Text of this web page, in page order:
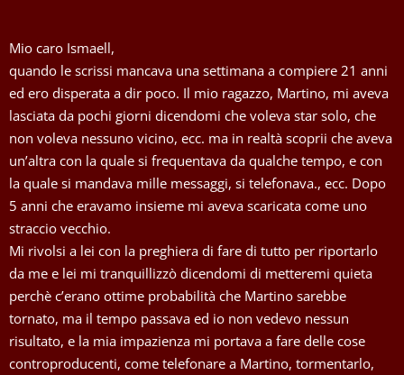
Mio caro Ismaell,
quando le scrissi mancava una settimana a compiere 21 anni
ed ero disperata a dir poco. Il mio ragazzo, Martino, mi aveva
lasciata da pochi giorni dicendomi che voleva star solo, che
non voleva nessuno vicino, ecc. ma in realtà scoprii che aveva
un’altra con la quale si frequentava da qualche tempo, e con
la quale si mandava mille messaggi, si telefonava., ecc. Dopo
5 anni che eravamo insieme mi aveva scaricata come uno
straccio vecchio.
Mi rivolsi a lei con la preghiera di fare di tutto per riportarlo
da me e lei mi tranquillizzò dicendomi di metteremi quieta
perchè c’erano ottime probabilità che Martino sarebbe
tornato, ma il tempo passava ed io non vedevo nessun
risultato, e la mia impazienza mi portava a fare delle cose
controproducenti, come telefonare a Martino, tormentarlo,